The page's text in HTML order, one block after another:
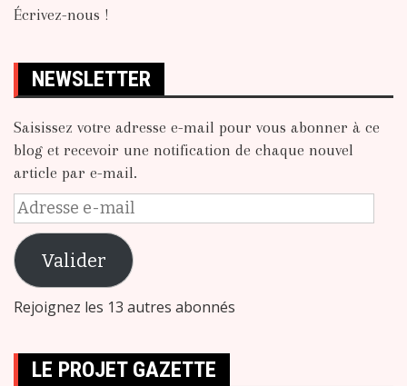
Écrivez-nous !
NEWSLETTER
Saisissez votre adresse e-mail pour vous abonner à ce
blog et recevoir une notification de chaque nouvel
article par e-mail.
Adresse
e-
mail
Valider
Rejoignez les 13 autres abonnés
LE PROJET GAZETTE